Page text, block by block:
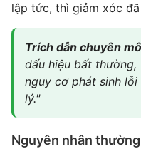
lập tức, thì giảm xóc
Trích dẫn chuyên
dấu hiệu bất
nguy cơ phát sinh
lý."
Nguyên nhân